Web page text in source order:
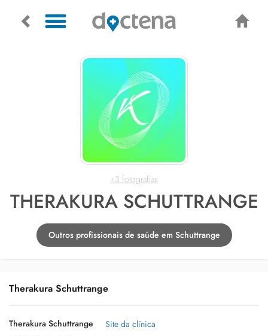
+3 fotografias
THERAKURA SCHUTTRANGE
Outros profissionais de saúde em Schuttrange
Therakura Schuttrange
Therakura Schuttrange
Site da clínica